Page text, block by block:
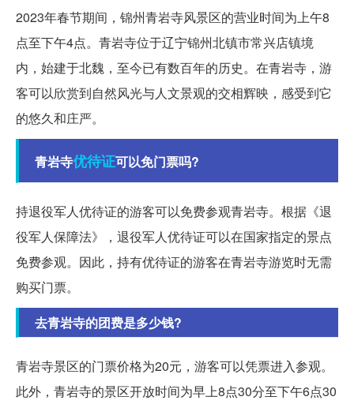
2023年春节期间，锦州青岩寺风景区的营业时间为上午8
点至下午4点。青岩寺位于辽宁锦州北镇市常兴店镇境
内，始建于北魏，至今已有数百年的历史。在青岩寺，游
客可以欣赏到自然风光与人文景观的交相辉映，感受到它
的悠久和庄严。
青岩寺优待证可以免门票吗?
持退役军人优待证的游客可以免费参观青岩寺。根据《退
役军人保障法》，退役军人优待证可以在国家指定的景点
免费参观。因此，持有优待证的游客在青岩寺游览时无需
购买门票。
去青岩寺的团费是多少钱?
青岩寺景区的门票价格为20元，游客可以凭票进入参观。
此外，青岩寺的景区开放时间为早上8点30分至下午6点30